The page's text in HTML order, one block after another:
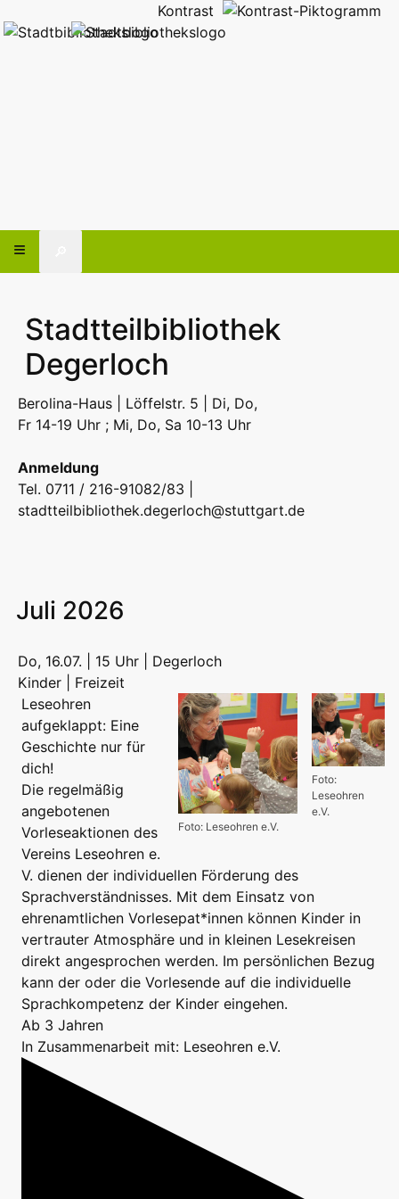
Kontrast
Stadtteilbibliothek
Degerloch
Berolina-Haus | Löffelstr. 5 | Di, Do,
Fr 14-19 Uhr ; Mi, Do, Sa 10-13 Uhr
Anmeldung
Tel. 0711 / 216-91082/83 |
stadtteilbibliothek.degerloch@stuttgart.de
Juli 2026
Do, 16.07. | 15 Uhr | Degerloch
Kinder | Freizeit
Foto:
Leseohren
e.V.
Foto: Leseohren e.V.
Leseohren
aufgeklappt: Eine
Geschichte nur für
dich!
Die regelmäßig
angebotenen
Vorleseaktionen des
Vereins Leseohren e.
V. dienen der individuellen Förderung des
Sprachverständnisses. Mit dem Einsatz von
ehrenamtlichen Vorlesepat*innen können Kinder in
vertrauter Atmosphäre und in kleinen Lesekreisen
direkt angesprochen werden. Im persönlichen Bezug
kann der oder die Vorlesende auf die individuelle
Sprachkompetenz der Kinder eingehen.
Ab 3 Jahren
In Zusammenarbeit mit: Leseohren e.V.